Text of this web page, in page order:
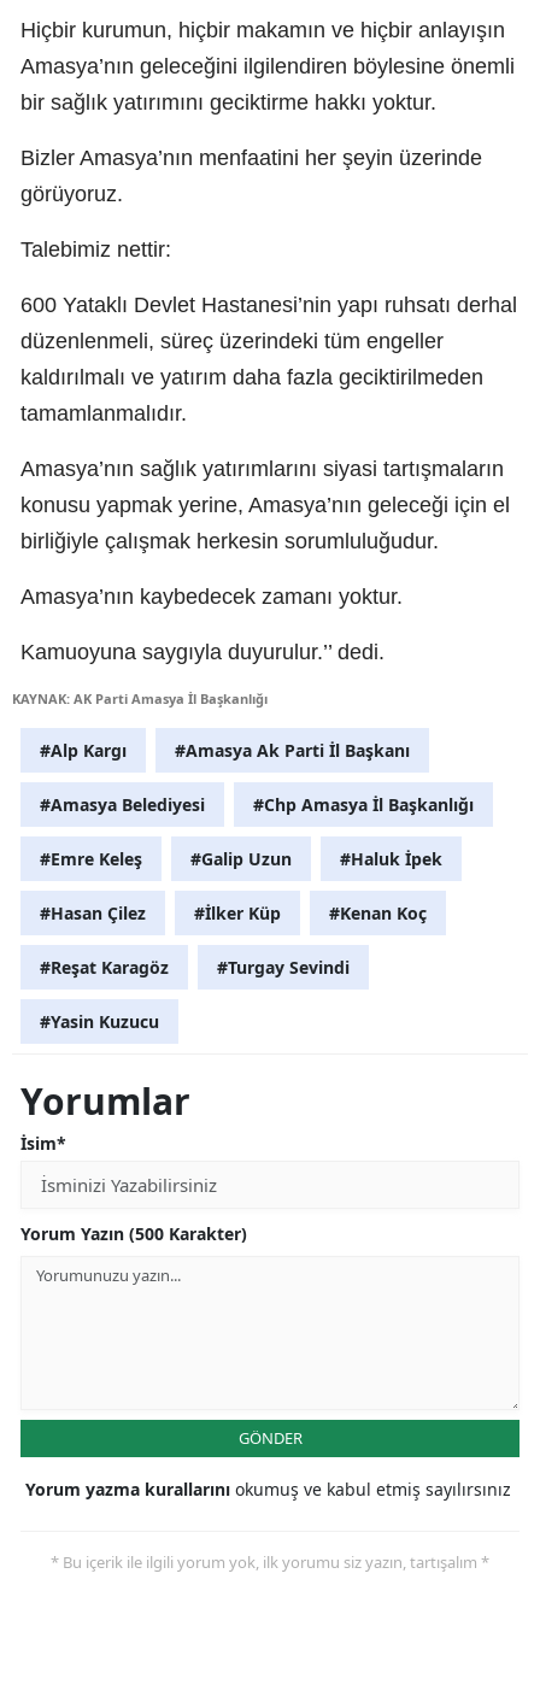
Hiçbir kurumun, hiçbir makamın ve hiçbir anlayışın
Amasya’nın geleceğini ilgilendiren böylesine önemli
bir sağlık yatırımını geciktirme hakkı yoktur.
Bizler Amasya’nın menfaatini her şeyin üzerinde
görüyoruz.
Talebimiz nettir:
600 Yataklı Devlet Hastanesi’nin yapı ruhsatı derhal
düzenlenmeli, süreç üzerindeki tüm engeller
kaldırılmalı ve yatırım daha fazla geciktirilmeden
tamamlanmalıdır.
Amasya’nın sağlık yatırımlarını siyasi tartışmaların
konusu yapmak yerine, Amasya’nın geleceği için el
birliğiyle çalışmak herkesin sorumluluğudur.
Amasya’nın kaybedecek zamanı yoktur.
Kamuoyuna saygıyla duyurulur.’’ dedi.
KAYNAK: AK Parti Amasya İl Başkanlığı
#Alp Kargı #Amasya Ak Parti İl Başkanı
#Amasya Belediyesi #Chp Amasya İl Başkanlığı
#Emre Keleş #Galip Uzun #Haluk İpek
#Hasan Çilez #İlker Küp #Kenan Koç
#Reşat Karagöz #Turgay Sevindi
#Yasin Kuzucu
Yorumlar
İsim*
Yorum Yazın (500 Karakter)
GÖNDER
Yorum yazma kurallarını okumuş ve kabul etmiş sayılırsınız
* Bu içerik ile ilgili yorum yok, ilk yorumu siz yazın, tartışalım *